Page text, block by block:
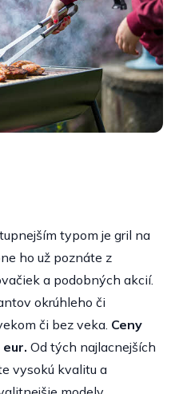
typom je gril na
ho už poznáte z
a podobných akcií.
okrúhleho či
či bez veka. Ceny
Od tých najlacnejších
vysokú kvalitu a